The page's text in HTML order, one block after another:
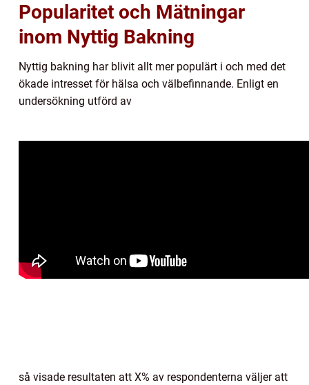
Popularitet och Mätningar
inom Nyttig Bakning
Nyttig bakning har blivit allt mer populärt i och med det
ökade intresset för hälsa och välbefinnande. Enligt en
undersökning utförd av
så visade resultaten att X% av respondenterna väljer att